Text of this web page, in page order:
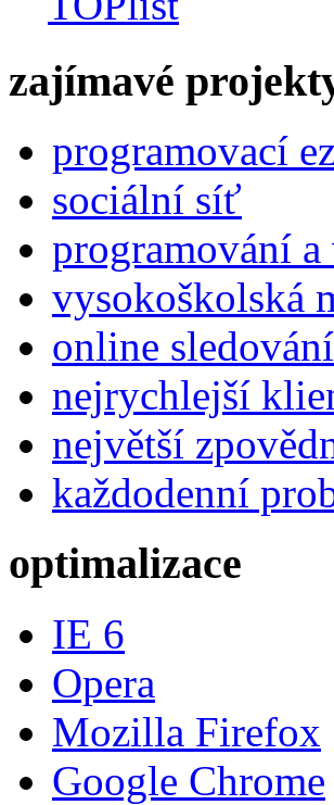
zajímavé
programovací
sociální síť
programování
vysokoškolská
online
nejrychlejší
největší
každodenní
optimalizace
IE 6
Opera
Mozilla Firefox
Google Chrome